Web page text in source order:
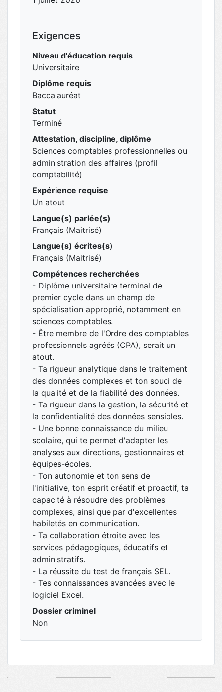
Exigences
Niveau d'éducation requis
Universitaire
Diplôme requis
Baccalauréat
Statut
Terminé
Attestation, discipline, diplôme
Sciences comptables professionnelles ou
administration des affaires (profil
comptabilité)
Expérience requise
Un atout
Langue(s) parlée(s)
Français (Maitrisé)
Langue(s) écrites(s)
Français (Maitrisé)
Compétences recherchées
- Diplôme universitaire terminal de
premier cycle dans un champ de
spécialisation approprié, notamment en
sciences comptables.
- Être membre de l'Ordre des comptables
professionnels agréés (CPA), serait un
atout.
- Ta rigueur analytique dans le traitement
des données complexes et ton souci de
la qualité et de la fiabilité des données.
- Ta rigueur dans la gestion, la sécurité et
la confidentialité des données sensibles.
- Une bonne connaissance du milieu
scolaire, qui te permet d'adapter les
analyses aux directions, gestionnaires et
équipes-écoles.
- Ton autonomie et ton sens de
l'initiative, ton esprit créatif et proactif, ta
capacité à résoudre des problèmes
complexes, ainsi que par d'excellentes
habiletés en communication.
- Ta collaboration étroite avec les
services pédagogiques, éducatifs et
administratifs.
- La réussite du test de français SEL.
- Tes connaissances avancées avec le
logiciel Excel.
Dossier criminel
Non